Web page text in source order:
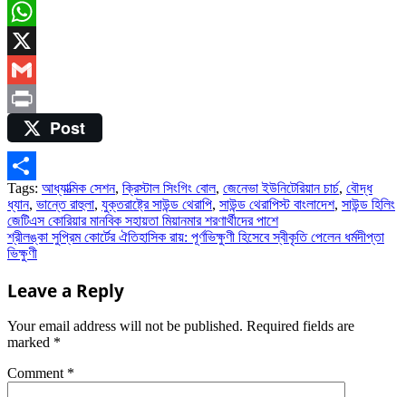
Messenger
WhatsApp
X
Gmail
Print
Post
Share
Tags: আধ্যাত্মিক সেশন, ক্রিস্টাল সিংগিং বোল, জেনেভা ইউনিটেরিয়ান চার্চ, বৌদ্ধ
ধ্যান, ভান্তে রাহুলা, যুক্তরাষ্ট্রে সাউন্ড থেরাপি, সাউন্ড থেরাপিস্ট বাংলাদেশ, সাউন্ড হিলিং
Post
navigation
জেটিএস কোরিয়ার মানবিক সহায়তা মিয়ানমার শরণার্থীদের পাশে
শ্রীলঙ্কা সুপ্রিম কোর্টের ঐতিহাসিক রায়: পূর্ণভিক্ষুণী হিসেবে স্বীকৃতি পেলেন ধর্মদীপ্তা
ভিক্ষুণী
Leave a Reply
Your email address will not be published. Required fields are
marked *
Comment *